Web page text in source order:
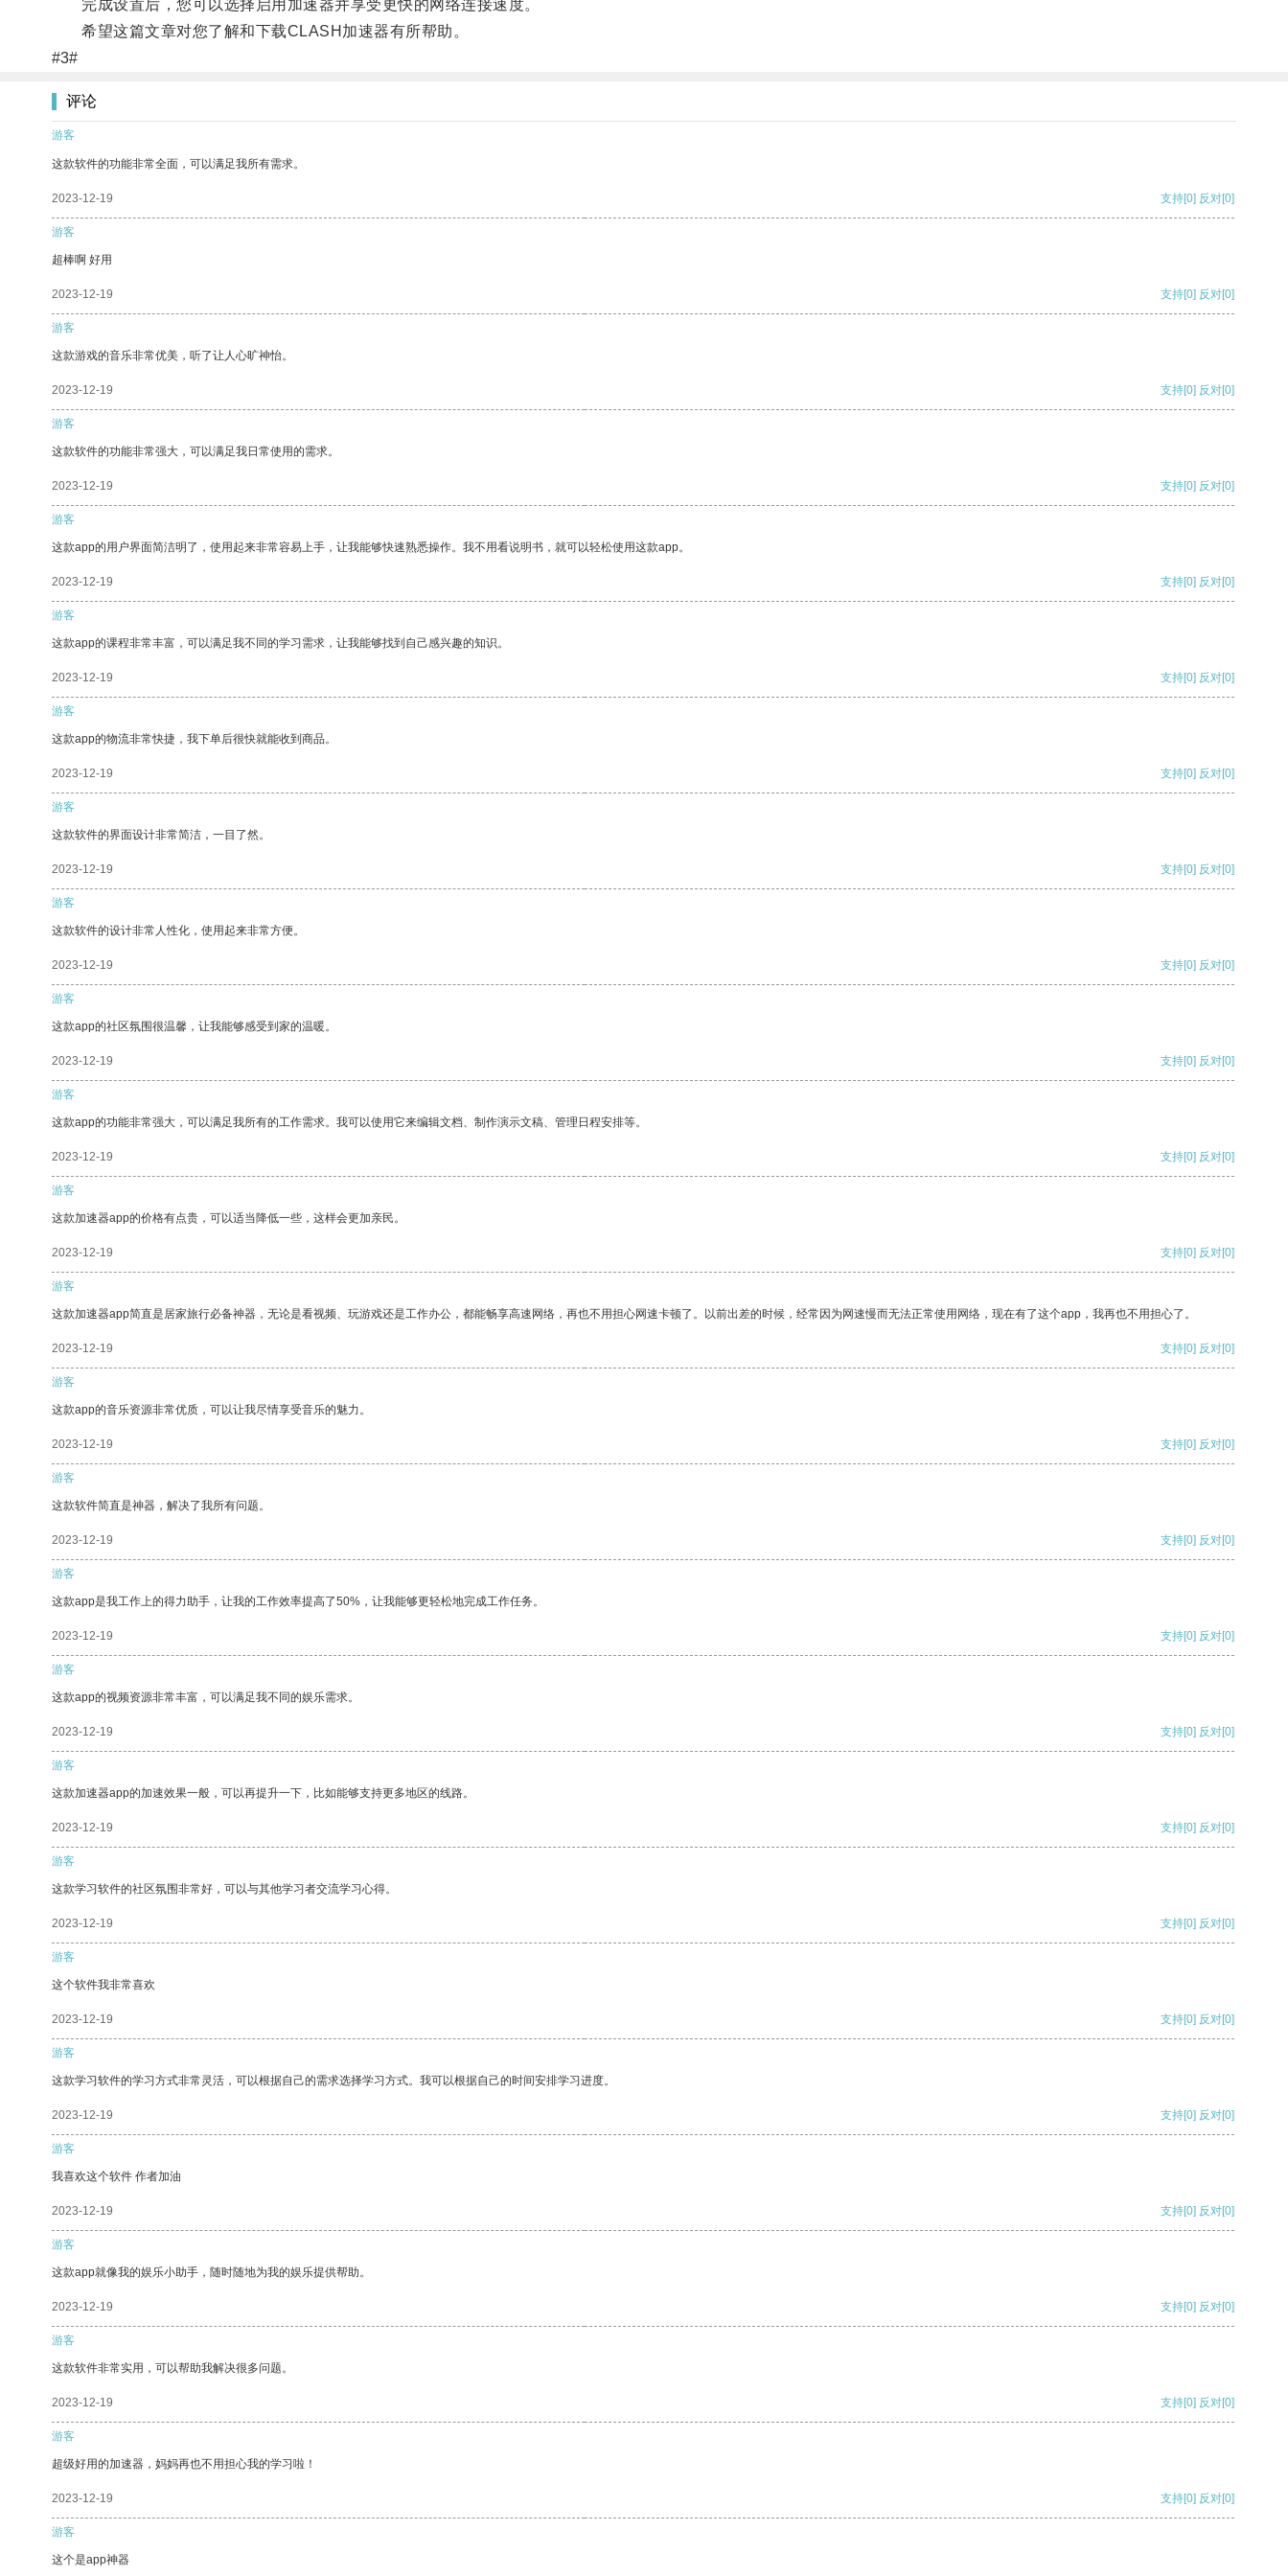
完成设置后，您可以选择启用加速器并享受更快的网络连接速度。
希望这篇文章对您了解和下载CLASH加速器有所帮助。
#3#
评论
游客
这款软件的功能非常全面，可以满足我所有需求。
2023-12-19 支持[0] 反对[0]
游客
超棒啊 好用
2023-12-19 支持[0] 反对[0]
游客
这款游戏的音乐非常优美，听了让人心旷神怡。
2023-12-19 支持[0] 反对[0]
游客
这款软件的功能非常强大，可以满足我日常使用的需求。
2023-12-19 支持[0] 反对[0]
游客
这款app的用户界面简洁明了，使用起来非常容易上手，让我能够快速熟悉操作。我不用看说明书，就可以轻松使用这款app。
2023-12-19 支持[0] 反对[0]
游客
这款app的课程非常丰富，可以满足我不同的学习需求，让我能够找到自己感兴趣的知识。
2023-12-19 支持[0] 反对[0]
游客
这款app的物流非常快捷，我下单后很快就能收到商品。
2023-12-19 支持[0] 反对[0]
游客
这款软件的界面设计非常简洁，一目了然。
2023-12-19 支持[0] 反对[0]
游客
这款软件的设计非常人性化，使用起来非常方便。
2023-12-19 支持[0] 反对[0]
游客
这款app的社区氛围很温馨，让我能够感受到家的温暖。
2023-12-19 支持[0] 反对[0]
游客
这款app的功能非常强大，可以满足我所有的工作需求。我可以使用它来编辑文档、制作演示文稿、管理日程安排等。
2023-12-19 支持[0] 反对[0]
游客
这款加速器app的价格有点贵，可以适当降低一些，这样会更加亲民。
2023-12-19 支持[0] 反对[0]
游客
这款加速器app简直是居家旅行必备神器，无论是看视频、玩游戏还是工作办公，都能畅享高速网络，再也不用担心网速卡顿了。以前出差的时候，经常因为网速慢而无法正常使用网络，现在有了这个app，我再也不用担心了。
2023-12-19 支持[0] 反对[0]
游客
这款app的音乐资源非常优质，可以让我尽情享受音乐的魅力。
2023-12-19 支持[0] 反对[0]
游客
这款软件简直是神器，解决了我所有问题。
2023-12-19 支持[0] 反对[0]
游客
这款app是我工作上的得力助手，让我的工作效率提高了50%，让我能够更轻松地完成工作任务。
2023-12-19 支持[0] 反对[0]
游客
这款app的视频资源非常丰富，可以满足我不同的娱乐需求。
2023-12-19 支持[0] 反对[0]
游客
这款加速器app的加速效果一般，可以再提升一下，比如能够支持更多地区的线路。
2023-12-19 支持[0] 反对[0]
游客
这款学习软件的社区氛围非常好，可以与其他学习者交流学习心得。
2023-12-19 支持[0] 反对[0]
游客
这个软件我非常喜欢
2023-12-19 支持[0] 反对[0]
游客
这款学习软件的学习方式非常灵活，可以根据自己的需求选择学习方式。我可以根据自己的时间安排学习进度。
2023-12-19 支持[0] 反对[0]
游客
我喜欢这个软件 作者加油
2023-12-19 支持[0] 反对[0]
游客
这款app就像我的娱乐小助手，随时随地为我的娱乐提供帮助。
2023-12-19 支持[0] 反对[0]
游客
这款软件非常实用，可以帮助我解决很多问题。
2023-12-19 支持[0] 反对[0]
游客
超级好用的加速器，妈妈再也不用担心我的学习啦！
2023-12-19 支持[0] 反对[0]
游客
这个是app神器